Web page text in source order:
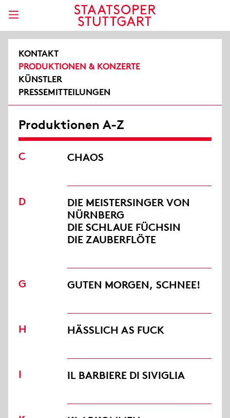
KONTAKT
PRODUKTIONEN & KONZERTE
KÜNSTLER
PRESSEMITTEILUNGEN
Produktionen A-Z
C CHAOS
D
DIE MEISTERSINGER VON
NÜRNBERG
DIE SCHLAUE FÜCHSIN
DIE ZAUBERFLÖTE
G GUTEN MORGEN, SCHNEE!
H HÄSSLICH AS FUCK
I IL BARBIERE DI SIVIGLIA